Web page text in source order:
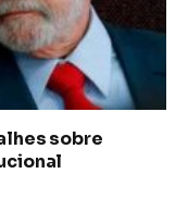
sobre